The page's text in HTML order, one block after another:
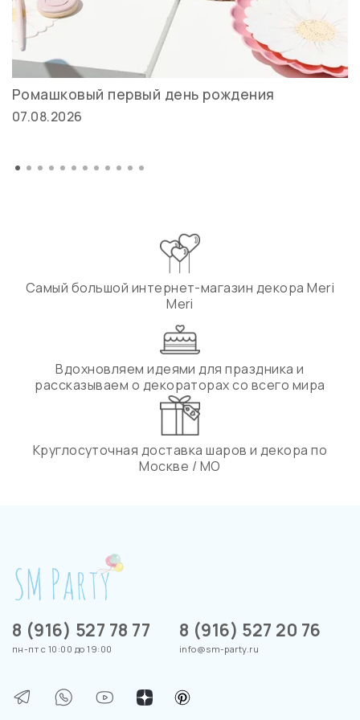
Ромашковый первый день рождения
07.08.2026
Самый большой интернет-магазин декора Meri
Meri
Вдохновляем идеями для праздника и
рассказываем о декораторах со всего мира
Круглосуточная доставка шаров и декора по
Москве / МО
8 (916) 527 78 77
пн-пт с 10:00 до 19:00
8 (916) 527 20 76
info@sm-party.ru